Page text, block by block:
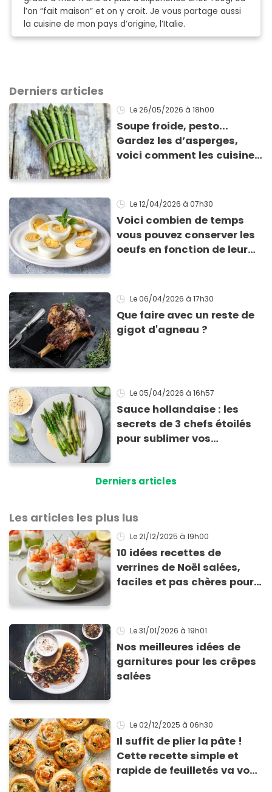
l’on “fait maison” et on y croit. Je vous partage aussi
la cuisine de mon pays d’origine, l’Italie.
Derniers articles
Le 26/05/2026 à 18h00
Soupe froide, pesto...
Gardez les d’asperges,
voici comment les cuisiner
Le 12/04/2026 à 07h30
Voici combien de temps
vous pouvez conserver les
oeufs en fonction de leur
Le 06/04/2026 à 17h30
Que faire avec un reste de
gigot d'agneau ?
Le 05/04/2026 à 16h57
Sauce hollandaise : les
secrets de 3 chefs étoilés
pour sublimer vos
Derniers articles
Les articles les plus lus
Le 21/12/2025 à 19h00
10 idées recettes de
verrines de Noël salées,
faciles et pas chères pour
Le 31/01/2026 à 19h01
Nos meilleures idées de
garnitures pour les crêpes
salées
Le 02/12/2025 à 06h30
Il suffit de plier la pâte !
Cette recette simple et
rapide de feuilletés va vous